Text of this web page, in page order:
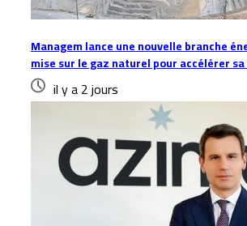
Managem lance une nouvelle branche
mise sur le gaz naturel pour accélérer
il y a 2 jours